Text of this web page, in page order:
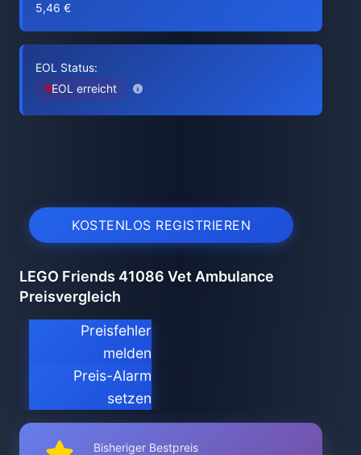
5,46 €
EOL Status:
EOL erreicht
KOSTENLOS REGISTRIEREN
LEGO Friends 41086 Vet Ambulance
Preisvergleich
Preisfehler
melden
Preis-Alarm
setzen
Bisheriger Bestpreis